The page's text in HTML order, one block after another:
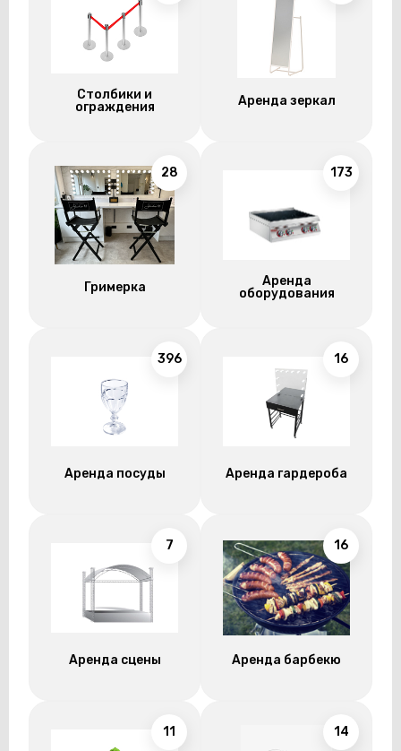
Столбики и
ограждения
Аренда зеркал
28
Гримерка
173
Аренда
оборудования
396
Аренда посуды
16
Аренда гардероба
7
Аренда сцены
16
Аренда барбекю
11 14